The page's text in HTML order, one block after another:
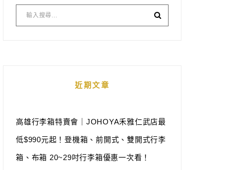
近期文章
高雄行李箱特賣會｜JOHOYA禾雅仁武店最
低$990元起！登機箱、前開式、雙開式行李
箱、布箱 20~29吋行李箱優惠一次看！